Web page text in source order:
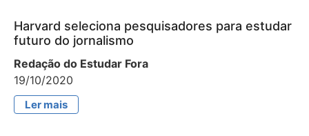
Harvard seleciona pesquisadores para estudar
futuro do jornalismo
Redação do Estudar Fora
19/10/2020
Ler mais